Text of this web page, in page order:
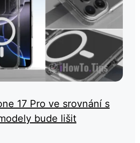
17 Pro ve srovnání s
bude lišit